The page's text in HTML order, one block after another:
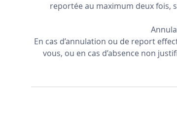
reportée au maximum deux fois,
En cas d’annulation ou de report
vous, ou en cas d’absence non